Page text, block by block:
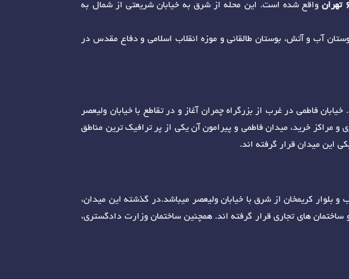
واقع شده است. این محله از شرق به خیابان شریعتی از شمال به
آب و آتش، بوستان طالقانی و موزه انقلاب اسلامی و دفاع مقدس در
فاطمی در غرب از بزرگراه چمران آغاز و در تقاطع با خیابان ولیعصر
و مراکز خرید، میدان فاطمی و پیرامون آن یکی از پر ترافیک ترین مناطق
این میدان قرار گرفته اند.
کریمخان از شرق با خیابان ولیعصر میباشد.در گذشته این میدان،
ساختمان های تجاری قرار گرفته اند. همچنین ساختمان وزارت دادگستری،